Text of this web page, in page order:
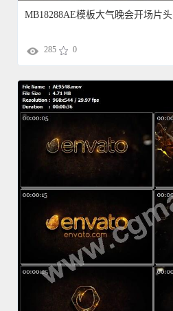
MB18288AE模板大气晚会开场片头
285 0